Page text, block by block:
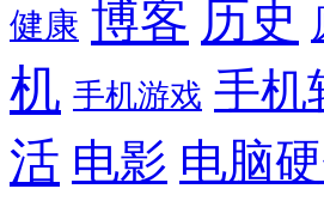
健康 博客 历史
机 手机游戏 手机
活 电影 电脑